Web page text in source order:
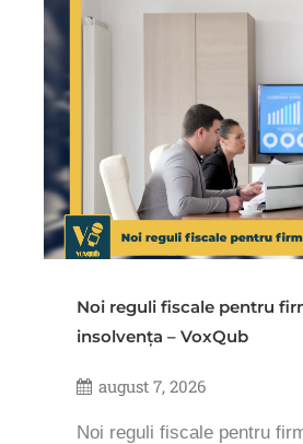
Noi reguli fiscale pentru
insolvența – VoxQub
august 7, 2026
Noi reguli fiscale pentru